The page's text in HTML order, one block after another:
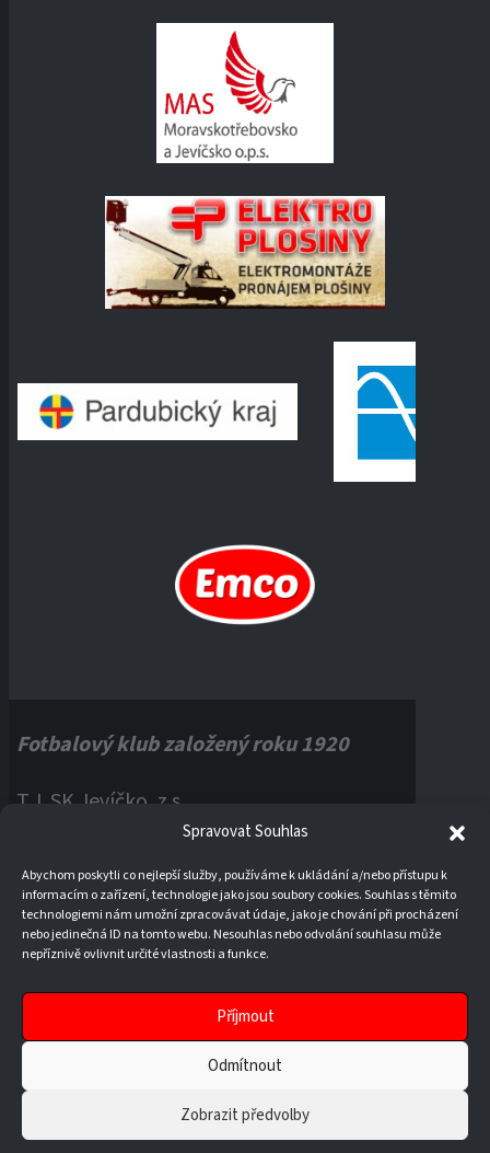
Spravovat Souhlas
Abychom poskytli co nejlepší služby, používáme k ukládání a/nebo přístupu k
informacím o zařízení, technologie jako jsou soubory cookies. Souhlas s těmito
technologiemi nám umožní zpracovávat údaje, jako je chování při procházení
nebo jedinečná ID na tomto webu. Nesouhlas nebo odvolání souhlasu může
nepříznivě ovlivnit určité vlastnosti a funkce.
Příjmout
Odmítnout
Zobrazit předvolby
Fotbalový klub založený roku 1920
T.J. SK Jevíčko, z.s.
IČO:60121670